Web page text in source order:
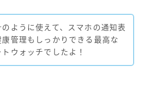
のように使えて、スマホの通知表
康管理もしっかりできる最高な
トウォッチでしたよ！